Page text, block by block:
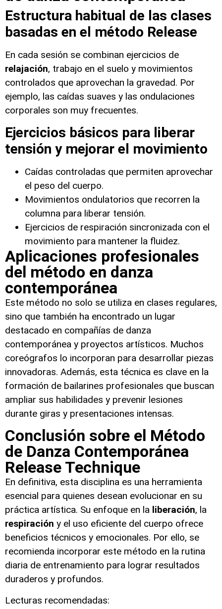
Estructura habitual de las clases
basadas en el método Release
En cada sesión se combinan ejercicios de
relajación, trabajo en el suelo y movimientos
controlados que aprovechan la gravedad. Por
ejemplo, las caídas suaves y las ondulaciones
corporales son muy frecuentes.
Ejercicios básicos para liberar
tensión y mejorar el movimiento
Caídas controladas que permiten aprovechar
el peso del cuerpo.
Movimientos ondulatorios que recorren la
columna para liberar tensión.
Ejercicios de respiración sincronizada con el
movimiento para mantener la fluidez.
Aplicaciones profesionales
del método en danza
contemporánea
Este método no solo se utiliza en clases regulares,
sino que también ha encontrado un lugar
destacado en compañías de danza
contemporánea y proyectos artísticos. Muchos
coreógrafos lo incorporan para desarrollar piezas
innovadoras. Además, esta técnica es clave en la
formación de bailarines profesionales que buscan
ampliar sus habilidades y prevenir lesiones
durante giras y presentaciones intensas.
Conclusión sobre el Método
de Danza Contemporánea
Release Technique
En definitiva, esta disciplina es una herramienta
esencial para quienes desean evolucionar en su
práctica artística. Su enfoque en la liberación, la
respiración y el uso eficiente del cuerpo ofrece
beneficios técnicos y emocionales. Por ello, se
recomienda incorporar este método en la rutina
diaria de entrenamiento para lograr resultados
duraderos y profundos.
Lecturas recomendadas: